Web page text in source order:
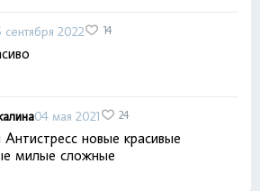
сентября 2022 14
04 мая 2021 24
Антистресс новые красивые
милые сложные